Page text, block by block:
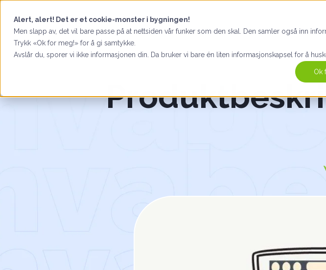
Alert, alert! Det er et cookie-monster i bygningen!
Men slapp av, det vil bare passe på at nettsiden vår funker som den skal. Den samler også inn
Trykk «Ok for meg!» for å gi samtykke.
Avslår du, sporer vi ikke informasjonen din. Da bruker vi bare én liten informasjonskapsel for å
Ok